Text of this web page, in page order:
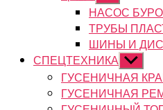
подменю
НАСОС
ТРУБЫ
ШИНЫ И
СПЕЦТЕХНИКА
подменю
ГУСЕНИЧНАЯ
ГУСЕНИЧНАЯ